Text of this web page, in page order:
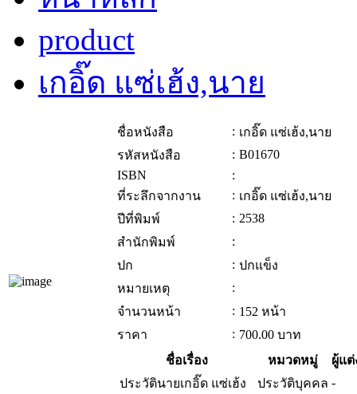
product
เกอิ๊ด แซ่เฮ้ง,นาย
ชื่อหนังสือ : เกอิ๊ด แซ่เฮ้ง,นาย
รหัสหนังสือ
: B01670
ISBN
:
ที่ระลึกจากงาน
: เกอิ๊ด แซ่เฮ้ง,นาย
ปีที่พิมพ์
: 2538
สำนักพิมพ์
:
ปก
: ปกแข็ง
หมายเหตุ
:
จำนวนหน้า
: 152 หน้า
ราคา
: 700.00 บาท
ชื่อเรื่อง
หมวดหมู่
ผู้แต่
ประวัตินายเกอิ๊ด แซ่เฮ้ง
ประวัติบุคคล -